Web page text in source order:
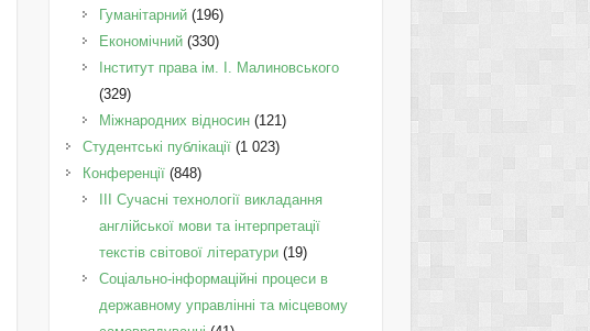
Гуманітарний(196)
Економічний(330)
Інститут права ім. І. Малиновського
(329)
Міжнародних відносин(121)
Студентські публікації(1 023)
Конференції(848)
III Сучасні технології викладання
англійської мови та інтерпретації
текстів світової літератури(19)
Соціально-інформаційні процеси в
державному управлінні та місцевому